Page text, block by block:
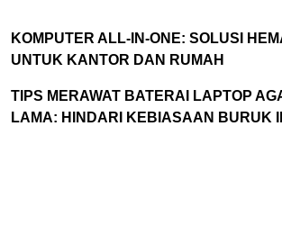
KOMPUTER ALL-IN-ONE: SOLUSI
UNTUK KANTOR DAN RUMAH
TIPS MERAWAT BATERAI LAPTOP
LAMA: HINDARI KEBIASAAN BURUK